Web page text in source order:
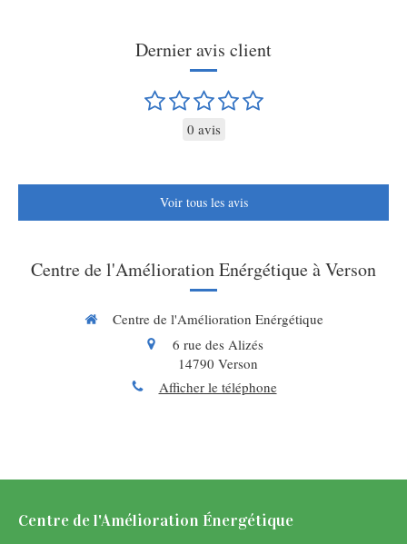
Dernier avis client
0 avis
Voir tous les avis
Centre de l'Amélioration Enérgétique à Verson
Centre de l'Amélioration Enérgétique
6 rue des Alizés
14790 Verson
Afficher le téléphone
Centre de l'Amélioration Énergétique